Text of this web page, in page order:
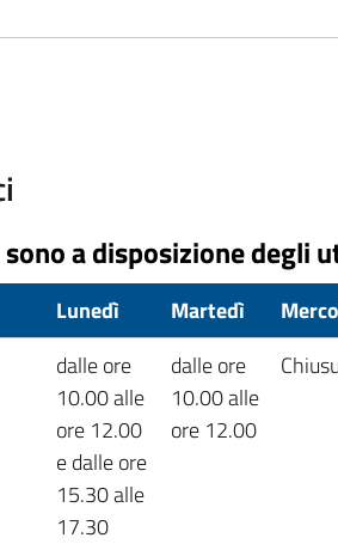
a disposizione degli
Lunedì Martedì
dalle ore
10.00 alle
ore 12.00
e dalle ore
15.30 alle
17.30
dalle ore
10.00 alle
ore 12.00